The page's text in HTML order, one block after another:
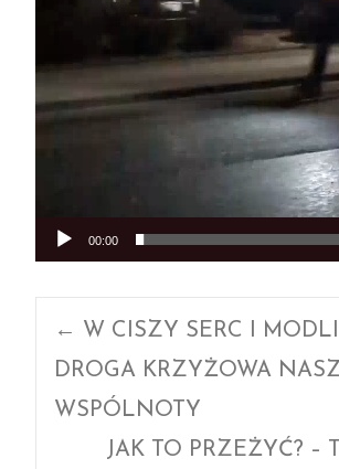
00:00
Post
navigation
← W CISZY SERC I
DROGA KRZYŻOWA
WSPÓLNOTY
JAK TO PRZEŻYĆ? –